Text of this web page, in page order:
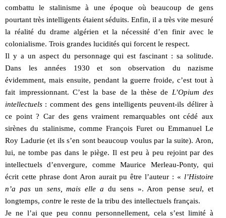
combattu le stalinisme à une époque où beaucoup de gens
pourtant très intelligents étaient séduits. Enfin, il a très vite mesuré
la réalité du drame algérien et la nécessité d’en finir avec le
colonialisme. Trois grandes lucidités qui forcent le respect.
Il y a un aspect du personnage qui est fascinant : sa solitude.
Dans les années 1930 et son observation du nazisme
évidemment, mais ensuite, pendant la guerre froide, c’est tout à
fait impressionnant. C’est la base de la thèse de L’Opium des
intellectuels : comment des gens intelligents peuvent-ils délirer à
ce point ? Car des gens vraiment remarquables ont cédé aux
sirènes du stalinisme, comme François Furet ou Emmanuel Le
Roy Ladurie (et ils s’en sont beaucoup voulus par la suite). Aron,
lui, ne tombe pas dans le piège. Il est peu à peu rejoint par des
intellectuels d’envergure, comme Maurice Merleau-Ponty, qui
écrit cette phrase dont Aron aurait pu être l’auteur : « l’Histoire
n’a pasun sens, mais elle a du sens ». Aron penseseul, et
longtemps, contre le reste de la tribu des intellectuels français.
Je ne l’ai que peu connu personnellement, cela s’est limité à